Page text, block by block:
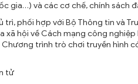
gia…) và các cơ chế, chính sách
trì, phối hợp với Bộ Thông tin và
xã hội về Cách mạng công
trình trò chơi truyền hình
tử